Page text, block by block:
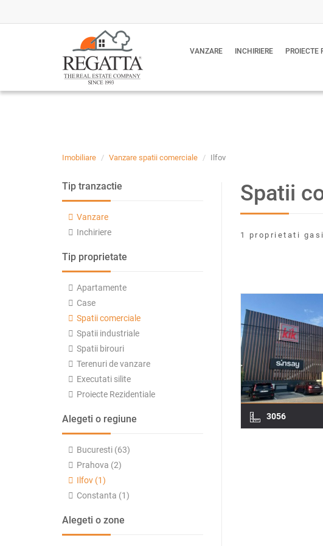
VANZARE INCHIRIERE PROIECTE
Imobiliare Vanzare spatii comerciale Ilfov
Tip tranzactie
Vanzare
Inchiriere
Tip proprietate
Apartamente
Case
Spatii comerciale
Spatii industriale
Spatii birouri
Terenuri de vanzare
Executati silite
Proiecte Rezidentiale
Alegeti o regiune
Bucuresti (63)
Prahova (2)
Ilfov (1)
Constanta (1)
Alegeti o zone
Spatii
1 proprietati
picture
3056